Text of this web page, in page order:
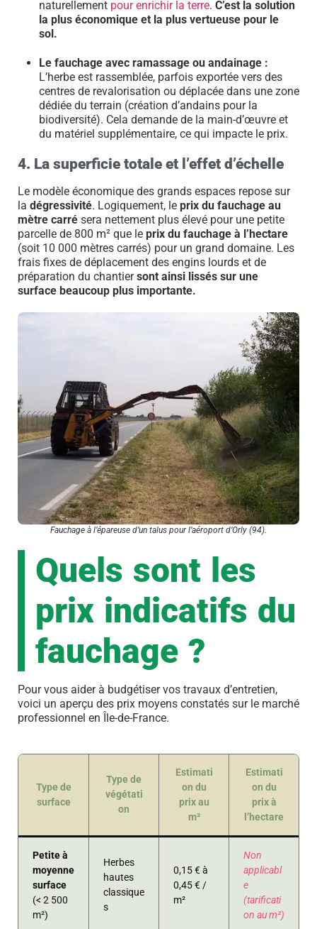
naturellement pour enrichir la terre. C’est la solution
la plus économique et la plus vertueuse pour le
sol.
Le fauchage avec ramassage ou andainage :
L’herbe est rassemblée, parfois exportée vers des
centres de revalorisation ou déplacée dans une zone
dédiée du terrain (création d’andains pour la
biodiversité). Cela demande de la main-d’œuvre et
du matériel supplémentaire, ce qui impacte le prix.
4. La superficie totale et l’effet d’échelle
Le modèle économique des grands espaces repose sur
la dégressivité. Logiquement, le prix du fauchage au
mètre carré sera nettement plus élevé pour une petite
parcelle de 800 m² que le prix du fauchage à l’hectare
(soit 10 000 mètres carrés) pour un grand domaine. Les
frais fixes de déplacement des engins lourds et de
préparation du chantiersont ainsi lissés sur une
surface beaucoup plus importante.
Fauchage à l’épareuse d’un talus pour l’aéroport d’Orly (94).
Quels sont les
prix indicatifs du
fauchage ?
Pour vous aider à budgétiser vos travaux d’entretien,
voici un aperçu des prix moyens constatés sur le marché
professionnel en Île-de-France.
Type de
surface
Type de
végétati
on
Estimati
on du
prix au
m²
Estimati
on du
prix à
l’hectare
Petite à
moyenne
surface
(< 2 500
m²)
Herbes
hautes
classique
s
0,15 € à
0,45 € /
m²
Non
applicabl
e
(tarificati
on au m²)